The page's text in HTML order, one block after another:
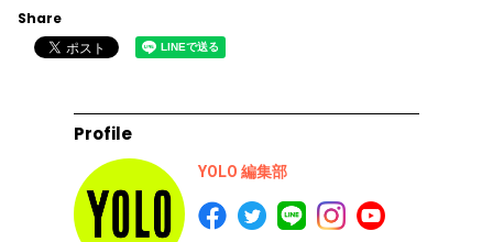
Share
Profile
YOLO 編集部